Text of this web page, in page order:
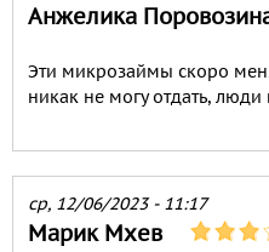
Анжелика
Эти микрозаймы скоро
никак не могу отдать,
ср, 12/06/2023 - 11:17
Марик Мхев